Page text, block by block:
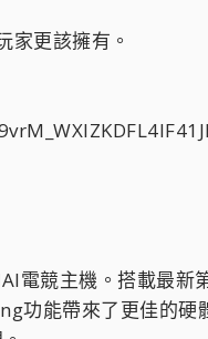
家更該擁有。
電競主機。搭載最
功能帶來了更佳的硬